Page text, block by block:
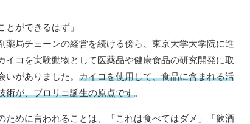
とができるはず」
薬局チェーンの経営を続ける傍ら、東京大学大学院に進
イコを実験動物として医薬品や健康食品の研究開発に取
いがありました。 カイコを使用して、食品に含まれる活
術が、ブロリコ誕生の原点です。
ために言われることは、「これは食べてはダメ」「飲酒